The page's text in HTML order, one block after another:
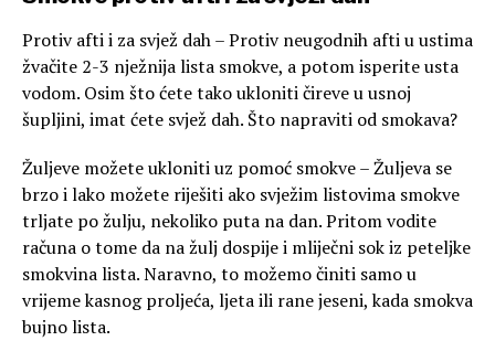
Protiv afti i za svjež dah – Protiv neugodnih afti u ustima
žvačite 2-3 nježnija lista smokve, a potom isperite usta
vodom. Osim što ćete tako ukloniti čireve u usnoj
šupljini, imat ćete svjež dah. Što napraviti od smokava?
Žuljeve možete ukloniti uz pomoć smokve – Žuljeva se
brzo i lako možete riješiti ako svježim listovima smokve
trljate po žulju, nekoliko puta na dan. Pritom vodite
računa o tome da na žulj dospije i mliječni sok iz peteljke
smokvina lista. Naravno, to možemo činiti samo u
vrijeme kasnog proljeća, ljeta ili rane jeseni, kada smokva
bujno lista.